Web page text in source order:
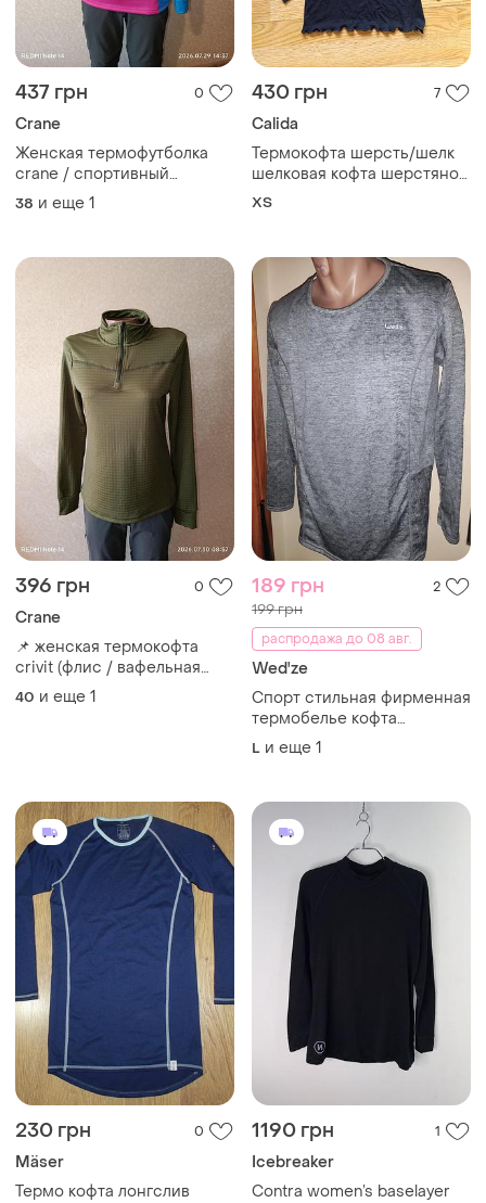
437 грн 0
Crane
Женская термофутболка
crane / спортивный
лонгслив размер 38/40
38 и еще 1
430 грн 7
Calida
Термокофта шерсть/шелк
шелковая кофта шерстяное
термокофта нательное
ХS
396 грн 0
Crane
📌 женская термокофта
crivit (флис / вафельная
структура), размер m (46-
48), цвет хаки
40 и еще 1
189 грн 2
199 грн
распродажа до 08 авг.
Wed'ze
Спорт стильная фирменная
термобелье кофта
wed'ze.л-хл
L и еще 1
230 грн 0
Mäser
Термо кофта лонгслив
1190 грн 1
Icebreaker
Contra women’s baselayer